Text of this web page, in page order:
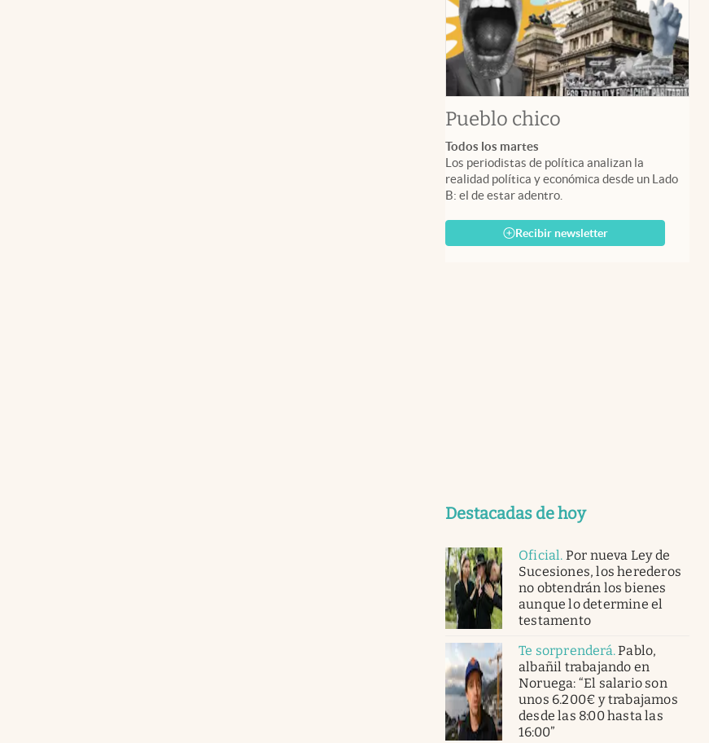
Pueblo chico
Todos los martes
Los periodistas de política analizan la
realidad política y económica desde un Lado
B: el de estar adentro.
Recibir newsletter
Destacadas de hoy
Oficial. Por nueva Ley de
Sucesiones, los herederos
no obtendrán los bienes
aunque lo determine el
testamento
Te sorprenderá.Pablo,
albañil trabajando en
Noruega: “El salario son
unos 6.200€ y trabajamos
desde las 8:00 hasta las
16:00”